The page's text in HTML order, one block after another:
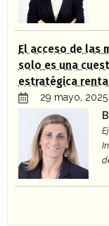
El acceso de las
solo es una
estratégica
29 mayo, 2025